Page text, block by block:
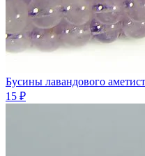
Бусины лавандового
15 ₽